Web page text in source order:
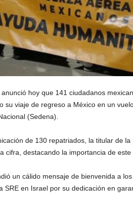
hoy que 141 ciudadanos
su viaje de regreso a México en un
(Sedena).
de 130 repatriados, la titular de
cifra, destacando la importancia de este
un cálido mensaje de bienvenida a
SRE en Israel por su dedicación en